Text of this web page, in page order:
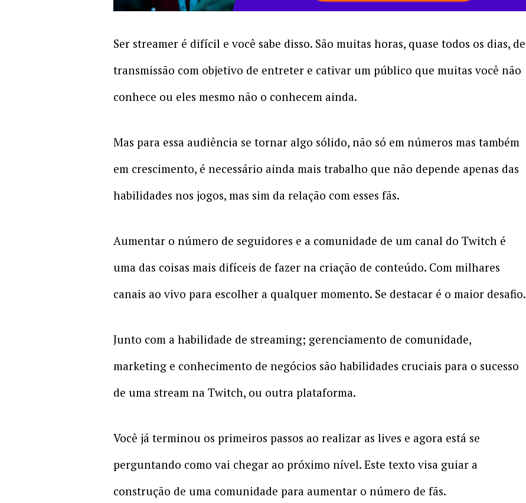
Ser streamer é difícil e você sabe disso. São muitas horas, quase todos os dias, de
transmissão com objetivo de entreter e cativar um público que muitas você não
conhece ou eles mesmo não o conhecem ainda.
Mas para essa audiência se tornar algo sólido, não só em números mas também
em crescimento, é necessário ainda mais trabalho que não depende apenas das
habilidades nos jogos, mas sim da relação com esses fãs.
Aumentar o número de seguidores e a comunidade de um canal do Twitch é
uma das coisas mais difíceis de fazer na criação de conteúdo. Com milhares
canais ao vivo para escolher a qualquer momento. Se destacar é o maior desafio.
Junto com a habilidade de streaming; gerenciamento de comunidade,
marketing e conhecimento de negócios são habilidades cruciais para o sucesso
de uma stream na Twitch, ou outra plataforma.
Você já terminou os primeiros passos ao realizar as lives e agora está se
perguntando como vai chegar ao próximo nível. Este texto visa guiar a
construção de uma comunidade para aumentar o número de fãs.